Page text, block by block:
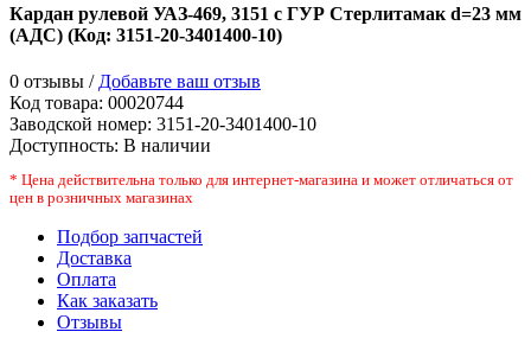
Кардан рулевой УАЗ-469, 3151 с ГУР Стерлитамак d=23 мм
(АДС) (Код: 3151-20-3401400-10)
0 отзывы / Добавьте ваш отзыв
Код товара: 00020744
Заводской номер: 3151-20-3401400-10
Доступность: В наличии
* Цена действительна только для интернет-магазина и может отличаться от
цен в розничных магазинах
Подбор запчастей
Доставка
Оплата
Как заказать
Отзывы